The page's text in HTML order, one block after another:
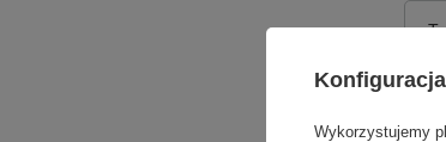
Wykorzystujemy